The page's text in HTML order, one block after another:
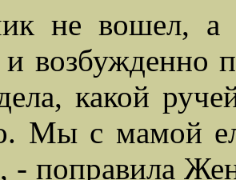
не вошел, а
возбужденно
какой
Мы с мамой
- поправила